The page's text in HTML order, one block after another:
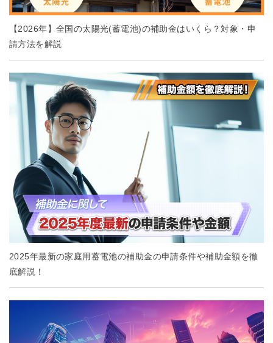
【2026年】全国の太陽光(蓄電池)の補助金はいくら？対象・申
請方法を解説
2025年最新の家庭用蓄電池の補助金の申請条件や補助金額を徹
底解説！